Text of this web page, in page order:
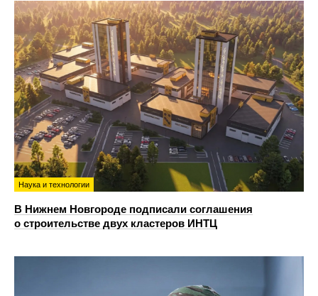
Наука и технологии
В Нижнем Новгороде подписали соглашения
о строительстве двух кластеров ИНТЦ